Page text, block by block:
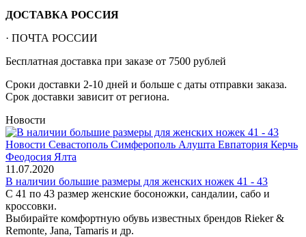
ДОСТАВКА РОССИЯ
· ПОЧТА РОССИИ
Бесплатная доставка при заказе от 7500 рублей
Сроки доставки 2-10 дней и больше с даты отправки заказа.
Срок доставки зависит от региона.
Новости
11.07.2020
В наличии большие размеры для женских ножек 41 - 43
С 41 по 43 размер женские босоножки, сандалии, сабо и
кроссовки.
Выбирайте комфортную обувь известных брендов Rieker &
Remonte, Jana, Tamaris и др.